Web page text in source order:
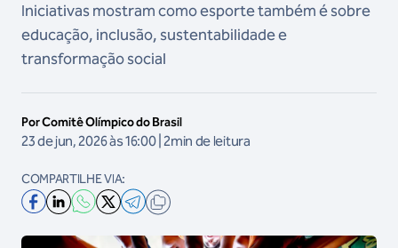
Iniciativas mostram como esporte também é sobre
educação, inclusão, sustentabilidade e
transformação social
Por Comitê Olímpico do Brasil
23 de jun, 2026 às 16:00 | 2min de leitura
COMPARTILHE VIA: